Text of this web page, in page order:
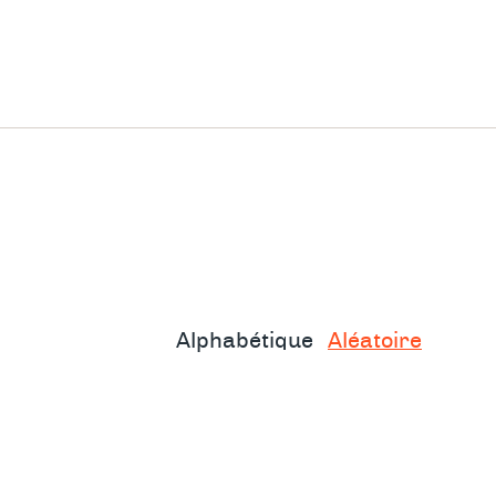
Alphabétique Aléatoire